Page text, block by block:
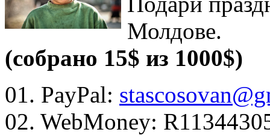
Молдове.
(собрано 15$ из 1000$)
01. PayPal:
02. WebMoney: